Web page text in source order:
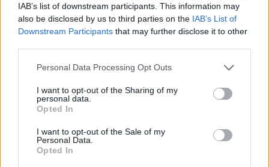
IAB’s list of downstream participants. This information may
also be disclosed by us to third parties on the IAB’s List of
Downstream Participants that may further disclose it to other
Please note that this website/app uses one or more Google
not limited to your visit or usage behaviour. You may click to
grant or deny consent to Google and its third-party tags to
use your data for below specified purposes in below Google
consent section.
Personal Data Processing Opt Outs
I want to opt-out of the Sharing of my
personal data.
Opted In
I want to opt-out of the Sale of my
Personal Data.
Opted In
Continua a leggere